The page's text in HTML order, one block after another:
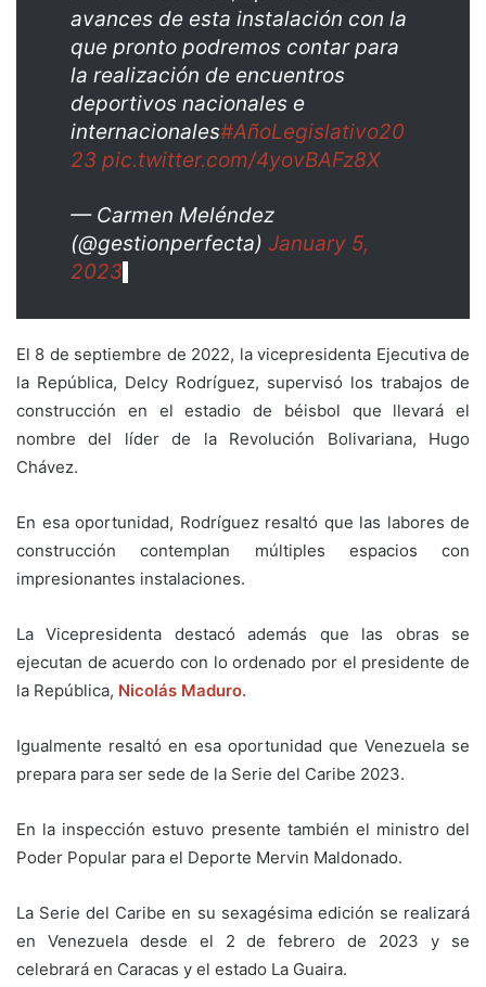
avances de esta instalación con la
que pronto podremos contar para
la realización de encuentros
deportivos nacionales e
internacionales#AñoLegislativo20
23 pic.twitter.com/4yovBAFz8X
— Carmen Meléndez
(@gestionperfecta) January 5,
2023
El 8 de septiembre de 2022, la vicepresidenta Ejecutiva de
la República, Delcy Rodríguez, supervisó los trabajos de
construcción en el estadio de béisbol que llevará el
nombre del líder de la Revolución Bolivariana, Hugo
Chávez.
En esa oportunidad, Rodríguez resaltó que las labores de
construcción contemplan múltiples espacios con
impresionantes instalaciones.
La Vicepresidenta destacó además que las obras se
ejecutan de acuerdo con lo ordenado por el presidente de
la República, Nicolás Maduro.
Igualmente resaltó en esa oportunidad que Venezuela se
prepara para ser sede de la Serie del Caribe 2023.
En la inspección estuvo presente también el ministro del
Poder Popular para el Deporte Mervin Maldonado.
La Serie del Caribe en su sexagésima edición se realizará
en Venezuela desde el 2 de febrero de 2023 y se
celebrará en Caracas y el estado La Guaira.